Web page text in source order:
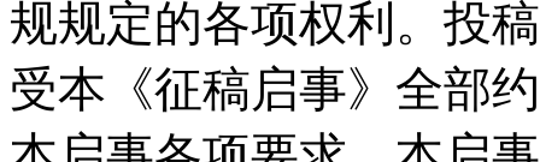
规规定的各项权利。投
受本《征稿启事》全部